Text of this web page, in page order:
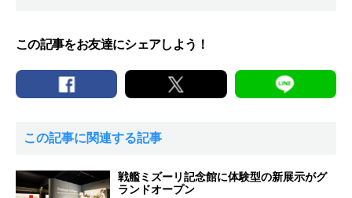
この記事をお友達にシェアしよう！
この記事に関連する記事
戦艦ミズーリ記念館に体験型の新展示がグ
ランドオープン